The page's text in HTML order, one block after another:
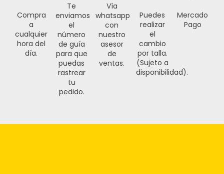
Compra
a
cualquier
hora del
día.
Te
enviamos
el
número
de guía
para que
puedas
rastrear
tu
pedido.
Vía
whatsapp
con
nuestro
asesor
de
ventas.
Puedes
realizar
el
cambio
por talla.
(Sujeto a
disponibilidad).
Mercado
Pago